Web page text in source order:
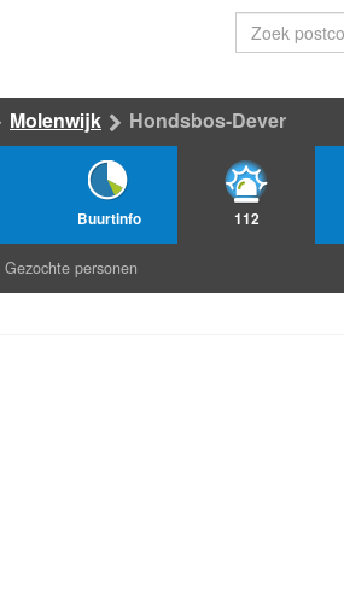
Molenwijk Hondsbos-Dever
Buurtinfo 112
Gezochte personen